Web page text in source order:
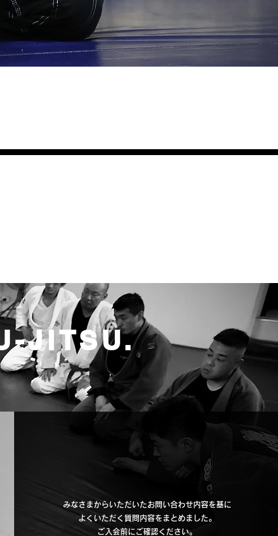
JITSU.
FAQ
みなさまからいただいたお問い合わせ内容を基に
よくいただく質問内容をまとめました。
​ご入会前にご確認ください。